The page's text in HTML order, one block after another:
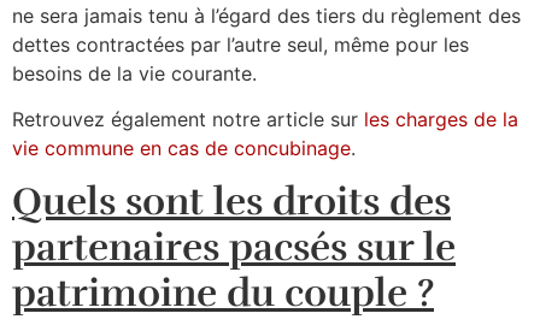
ne sera jamais tenu à l’égard des tiers du règlement des
dettes contractées par l’autre seul, même pour les
besoins de la vie courante.
Retrouvez également notre article sur les charges de la
vie commune en cas de concubinage.
Quels sont les droits des
partenaires pacsés sur le
patrimoine du couple ?